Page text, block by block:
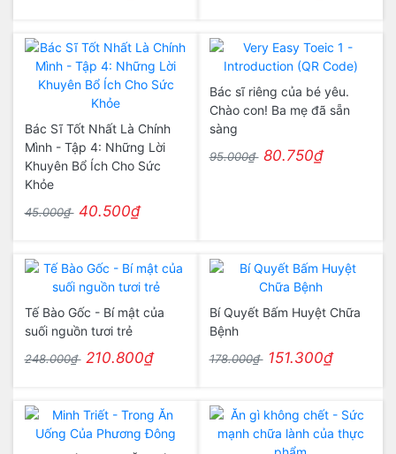
Bác Sĩ Tốt Nhất Là Chính
Mình - Tập 4: Những Lời
Khuyên Bổ Ích Cho Sức
Khỏe
45.000₫ 40.500₫
Bác sĩ riêng của bé yêu.
Chào con! Ba mẹ đã sẵn
sàng
95.000₫ 80.750₫
Tế Bào Gốc - Bí mật của
suối nguồn tươi trẻ
248.000₫ 210.800₫
Bí Quyết Bấm Huyệt Chữa
Bệnh
178.000₫ 151.300₫